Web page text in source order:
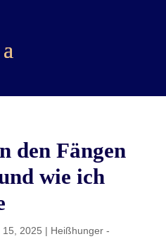
den Fängen
wie ich
15, 2025 | Heißhunger -